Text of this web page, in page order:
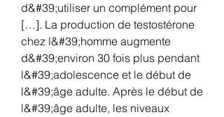
d&#39;utiliser un complément pour
[…]. La production de testostérone
chez l&#39;homme augmente
d&#39;environ 30 fois plus pendant
l&#39;adolescence et le début de
l&#39;âge adulte. Après le début de
l&#39;âge adulte, les niveaux